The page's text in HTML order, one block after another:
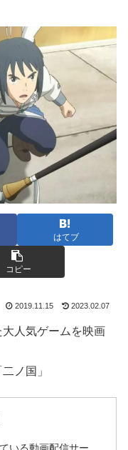
はてブ
コピー
2019.11.15 2023.02.07
人気ゲームを映画
ノ国」